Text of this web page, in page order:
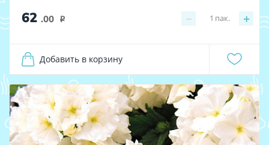
62 .00 i − +
1 пак.
Добавить в корзину